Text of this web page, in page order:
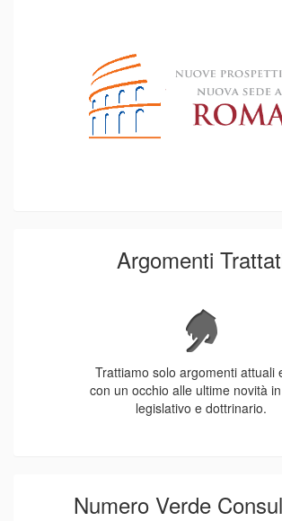
Argomenti
Trattiamo solo argomenti attuali
con un occhio alle ultime novità
legislativo e dottrinario.
Numero Verde